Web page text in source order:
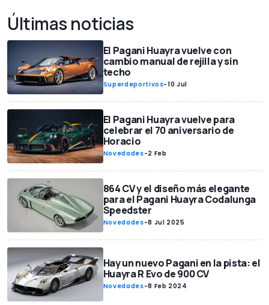
Últimas noticias
El Pagani Huayra vuelve con
cambio manual de rejilla y sin
techo
Superdeportivos-10 Jul
El Pagani Huayra vuelve para
celebrar el 70 aniversario de
Horacio
Novedades-2 Feb
864 CV y el diseño más elegante
para el Pagani Huayra Codalunga
Speedster
Novedades-8 Jul 2025
Hay un nuevo Pagani en la pista: el
Huayra R Evo de 900 CV
Novedades-8 Feb 2024